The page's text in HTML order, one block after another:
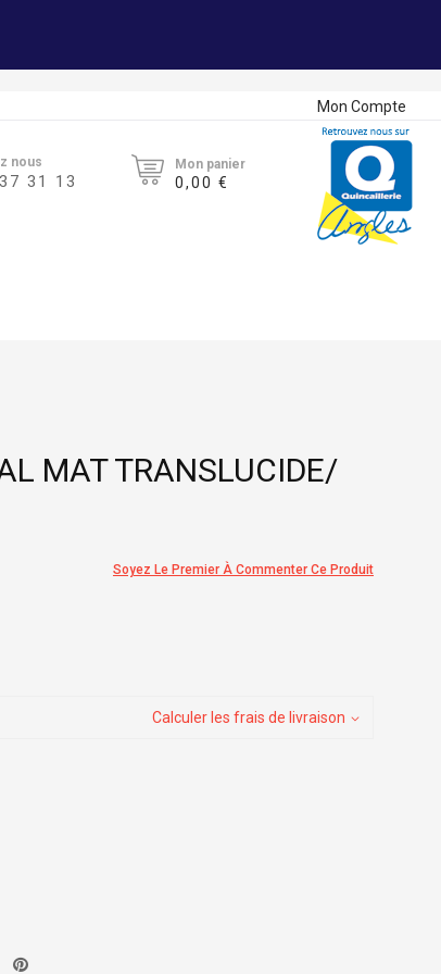
Mon Compte
nous
31 13
Mon panier
0,00 €
MAT TRANSLUCIDE/
Soyez Le Premier À Commenter Ce Produit
Calculer les frais de livraison